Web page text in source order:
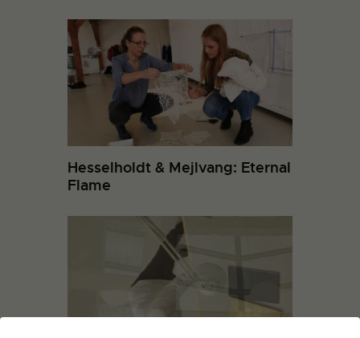
Hesselholdt & Mejlvang: Eternal
Flame